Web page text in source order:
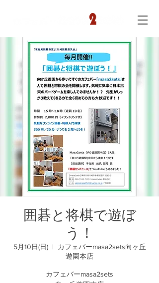
囲碁と将棋で遊ぼ
う！
5月10日(日)
  |
カフェバーmasa2sets向ヶ丘
遊園本店
カフェバーmasa2sets